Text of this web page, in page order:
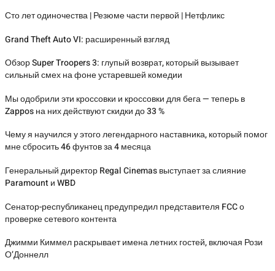
Сто лет одиночества | Резюме части первой | Нетфликс
Grand Theft Auto VI: расширенный взгляд
Обзор Super Troopers 3: глупый возврат, который вызывает
сильный смех на фоне устаревшей комедии
Мы одобрили эти кроссовки и кроссовки для бега — теперь в
Zappos на них действуют скидки до 33 %
Чему я научился у этого легендарного наставника, который помог
мне сбросить 46 фунтов за 4 месяца
Генеральный директор Regal Cinemas выступает за слияние
Paramount и WBD
Сенатор-республиканец предупредил представителя FCC о
проверке сетевого контента
Джимми Киммел раскрывает имена летних гостей, включая Рози
О’Доннелл